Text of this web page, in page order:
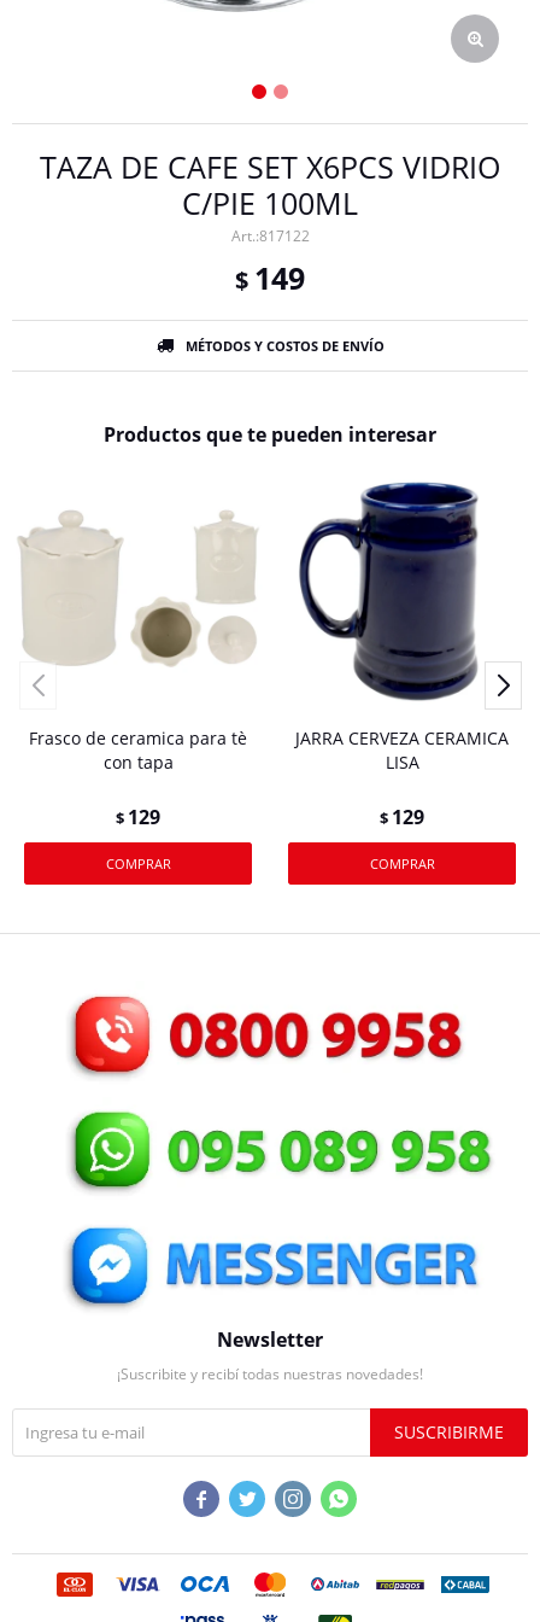
TAZA DE CAFE SET X6PCS VIDRIO
C/PIE 100ML
817122
$ 149
MÉTODOS Y COSTOS DE ENVÍO
Productos que te pueden interesar
Frasco de ceramica para tè
con tapa
$ 129
JARRA CERVEZA CERAMICA
LISA
$ 129
Newsletter
¡Suscribite y recibí todas nuestras novedades!
SUSCRIBIRME
   